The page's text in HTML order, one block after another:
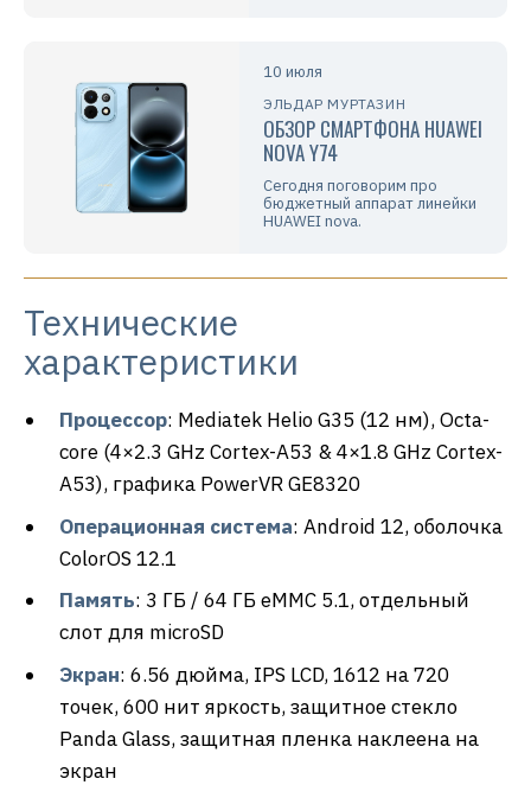
10 июля
ЭЛЬДАР МУРТАЗИН
ОБЗОР СМАРТФОНА HUAWEI
NOVA Y74
Сегодня поговорим про
бюджетный аппарат линейки
HUAWEI nova.
Технические
характеристики
Процессор: Mediatek Helio G35 (12 нм), Octa-
core (4×2.3 GHz Cortex-A53 & 4×1.8 GHz Cortex-
A53), графика PowerVR GE8320
Операционная система: Android 12, оболочка
ColorOS 12.1
Память: 3 ГБ / 64 ГБ eMMC 5.1, отдельный
слот для microSD
Экран: 6.56 дюйма, IPS LCD, 1612 на 720
точек, 600 нит яркость, защитное стекло
Panda Glass, защитная пленка наклеена на
экран